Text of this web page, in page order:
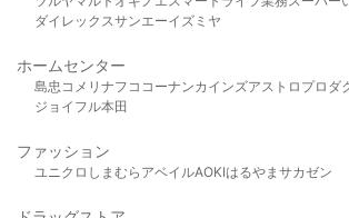
ダイレックスサンエーイズミヤ
ホームセンター
島忠 コメリ ナフコ コーナンカインズアストロプロダ
ジョイフル本田
ファッション
ユニクロ しまむら アベイルAOKIはるやま サカゼン